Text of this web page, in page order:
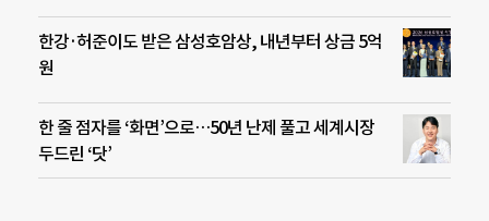
한강·허준이도 받은 삼성호암상, 내년부터 상금 5억
원
한 줄 점자를 ‘화면’으로…50년 난제 풀고 세계시장
두드린 ‘닷’